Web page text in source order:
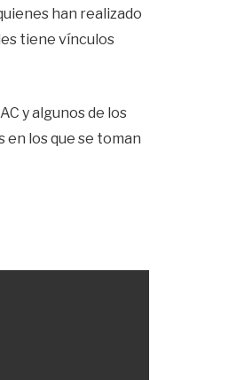
han realizado
tiene vínculos
y algunos de los
los que se toman